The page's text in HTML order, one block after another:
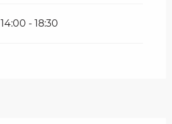
14:00 - 18:30